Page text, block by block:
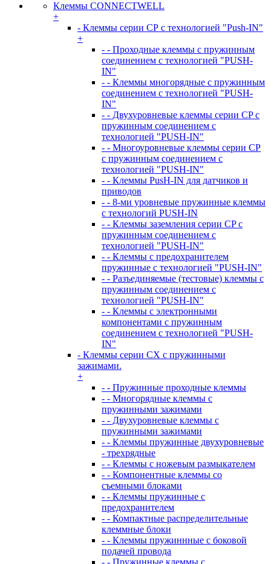
Клеммы CONNECTWELL
+
- Клеммы серии СР с технологией "Push-IN"
+
- - Проходные клеммы с пружинным
соединением с технологией "PUSH-
IN"
- - Клеммы многорядные с пружинным
соединением с технологией "PUSH-
IN"
- - Двухуровневые клеммы серии CP с
пружинным соединением с
технологией "PUSH-IN"
- - Многоуровневые клеммы серии CP
с пружинным соединением с
технологией "PUSH-IN"
- - Клеммы PusH-IN для датчиков и
приводов
- - 8-ми уровневые пружинные клеммы
с технологий PUSH-IN
- - Клеммы заземления серии CP с
пружинным соединением с
технологией "PUSH-IN"
- - Клеммы с предохранителем
пружинные с технологией "PUSH-IN"
- - Разъединяемые (тестовые) клеммы с
пружинным соединением с
технологией "PUSH-IN"
- - Клеммы с электронными
компонентами с пружинным
соединением с технологией "PUSH-
IN"
- Клеммы серии CX с пружинными
зажимами.
+
- - Пружинные проходные клеммы
- - Многорядные клеммы с
пружинными зажимами
- - Двухуровневые клеммы с
пружинными зажимами
- - Клеммы пружинные двухуровневые
- трехрядные
- - Клеммы с ножевым размыкателем
- - Компонентные клеммы со
съемными блоками
- - Клеммы пружинные с
предохранителем
- - Компактные распределительные
клеммные блоки
- - Клеммы пружиннные с боковой
подачей провода
- - Пружинные клеммы с